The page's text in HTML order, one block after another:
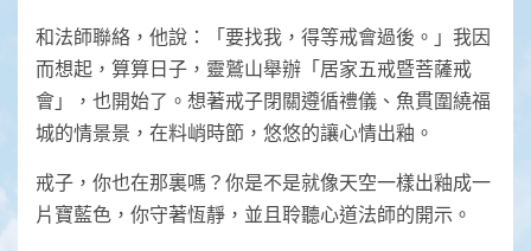
和法師聯絡，他說：「要找我，得等戒會過後。」我因
而想起，算算日子，靈鷲山舉辦「居家五戒暨菩薩戒
會」，也開始了。想著戒子閉關遵循禮儀、魚貫圍繞福
城的情景景，在料峭時節，悠悠的讓心情出釉。
戒子，你也在那裏嗎？你是不是就像天空一樣出釉成一
片寶藍色，你守著恆靜，並且聆聽心道法師的開示。